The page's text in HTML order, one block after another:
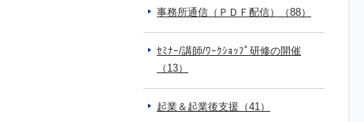
事務所通信（ＰＤＦ配信）（88）
ｾﾐﾅｰ/講師/ﾜｰｸｼｮｯﾌﾟ研修の開催
（13）
起業＆起業後支援（41）